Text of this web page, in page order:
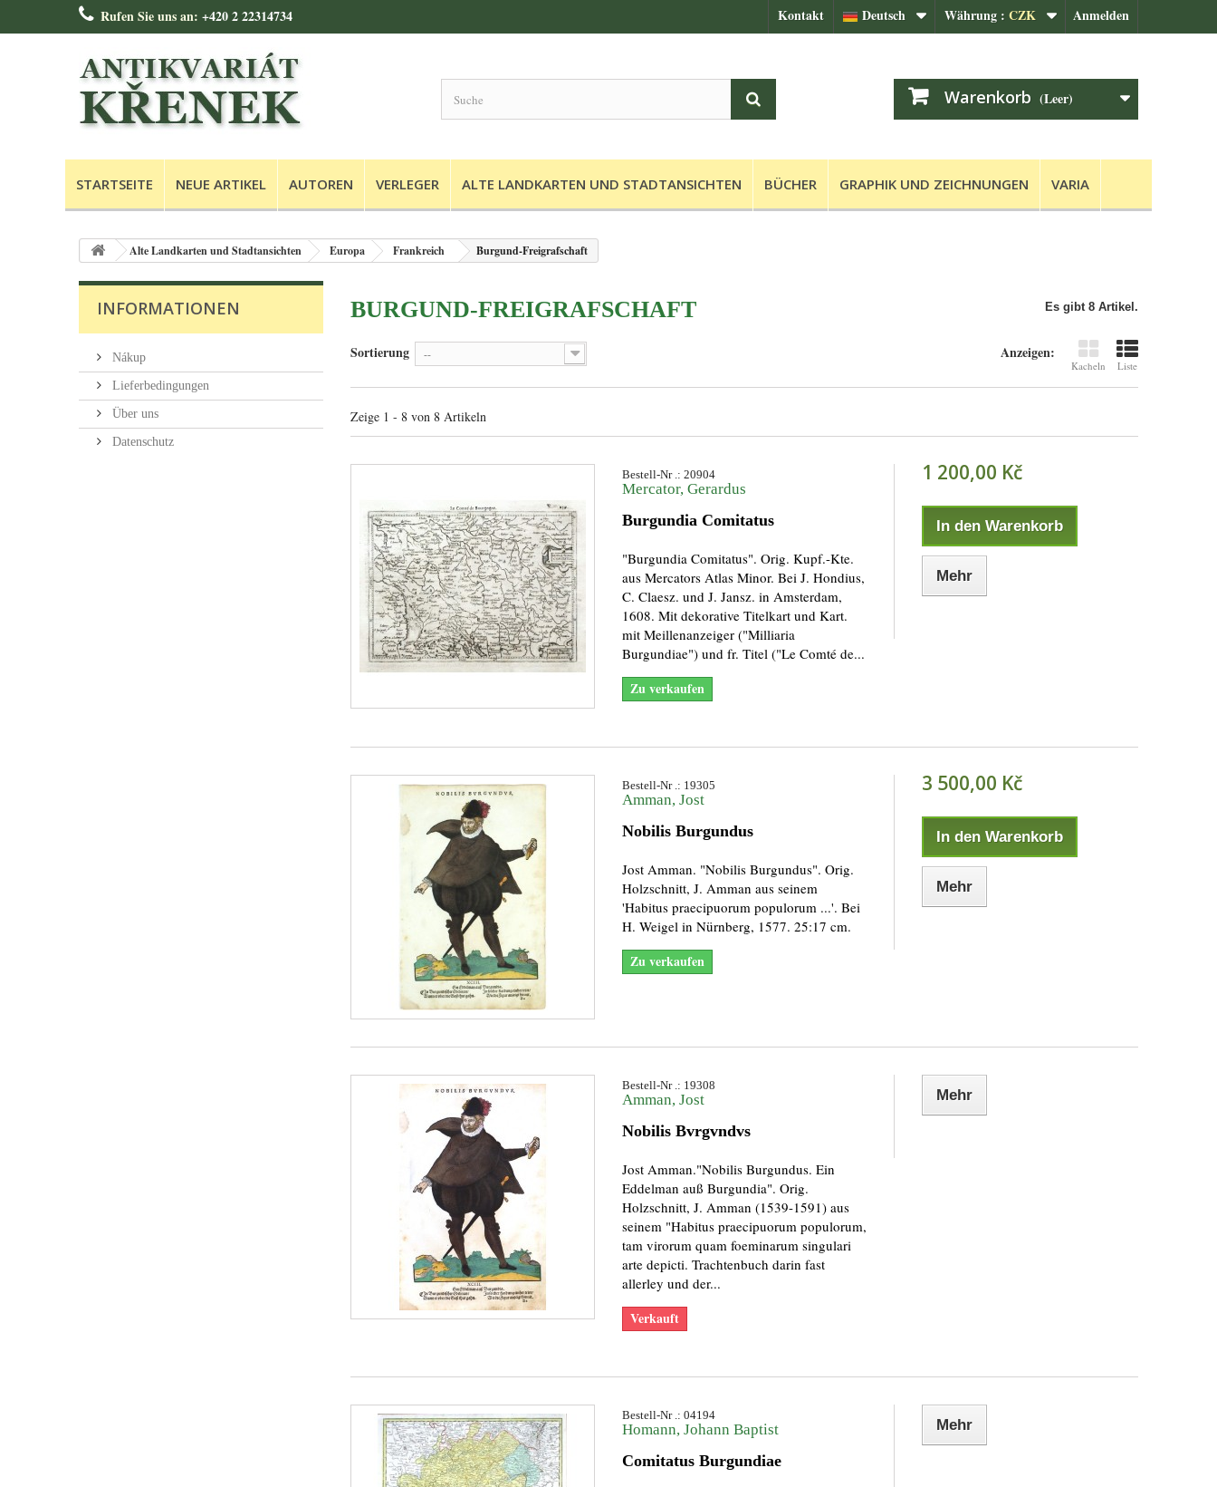
Anmelden
Währung : CZK
Deutsch
Kontakt
Rufen Sie uns an: +420 2 22314734
Warenkorb (Leer)
STARTSEITE NEUE ARTIKEL AUTOREN VERLEGER ALTE LANDKARTEN UND STADTANSICHTEN BÜCHER GRAPHIK UND ZEICHNUNGEN VARIA
Alte Landkarten und Stadtansichten Europa Frankreich Burgund-Freigrafschaft
INFORMATIONEN
Nákup
Lieferbedingungen
Über uns
Datenschutz
BURGUND-FREIGRAFSCHAFT Es gibt 8 Artikel.
Anzeigen:
Kacheln Liste
Sortierung --
Zeige 1 - 8 von 8 Artikeln
Bestell-Nr .: 20904
Mercator, Gerardus
Burgundia Comitatus
"Burgundia Comitatus". Orig. Kupf.-Kte.
aus Mercators Atlas Minor. Bei J. Hondius,
C. Claesz. und J. Jansz. in Amsterdam,
1608. Mit dekorative Titelkart und Kart.
mit Meillenanzeiger ("Milliaria
Burgundiae") und fr. Titel ("Le Comté de...
Zu verkaufen
1 200,00 Kč
In den Warenkorb
Mehr
Bestell-Nr .: 19305
Amman, Jost
Nobilis Burgundus
Jost Amman. "Nobilis Burgundus". Orig.
Holzschnitt, J. Amman aus seinem
'Habitus praecipuorum populorum ...'. Bei
H. Weigel in Nürnberg, 1577. 25:17 cm.
Zu verkaufen
3 500,00 Kč
In den Warenkorb
Mehr
Bestell-Nr .: 19308
Amman, Jost
Nobilis Bvrgvndvs
Jost Amman."Nobilis Burgundus. Ein
Eddelman auß Burgundia". Orig.
Holzschnitt, J. Amman (1539-1591) aus
seinem "Habitus praecipuorum populorum,
tam virorum quam foeminarum singulari
arte depicti. Trachtenbuch darin fast
allerley und der...
Verkauft
Mehr
Bestell-Nr .: 04194
Homann, Johann Baptist
Comitatus Burgundiae
Mehr